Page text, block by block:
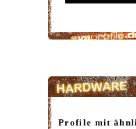
Profile mit